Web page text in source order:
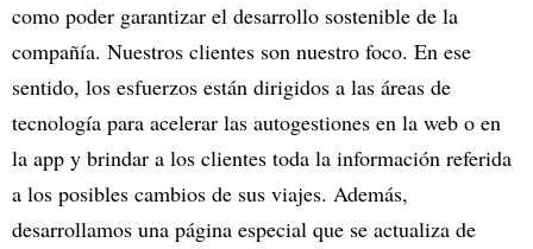
como poder garantizar el desarrollo sostenible de la
compañía. Nuestros clientes son nuestro foco. En ese
sentido, los esfuerzos están dirigidos a las áreas de
tecnología para acelerar las autogestiones en la web o en
la app y brindar a los clientes toda la información referida
a los posibles cambios de sus viajes. Además,
desarrollamos una página especial que se actualiza de